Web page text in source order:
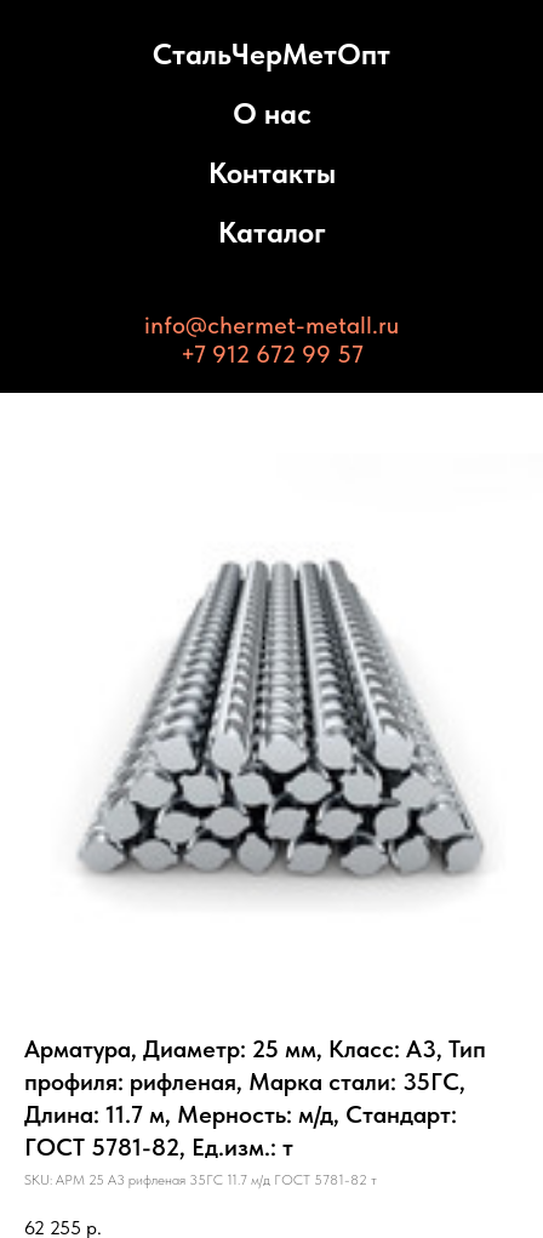
СтальЧерМетОпт
О нас
Контакты
Каталог
info@chermet-metall.ru
+7 912 672 99 57
Арматура, Диаметр: 25 мм, Класс: А3, Тип
профиля: рифленая, Марка стали: 35ГС,
Длина: 11.7 м, Мерность: м/д, Стандарт:
ГОСТ 5781-82, Ед.изм.: т
SKU: АРМ 25 А3 рифленая 35ГС 11.7 м/д ГОСТ 5781-82 т
62 255 р.